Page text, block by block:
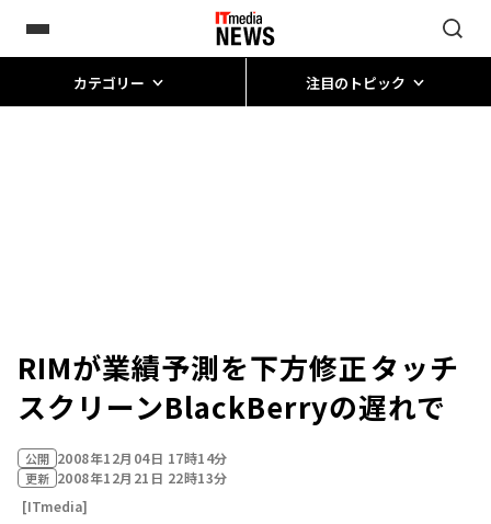
カテゴリー 注目のトピック
RIMが業績予測を下方修正――タッチ
スクリーンBlackBerryの遅れで
公開 2008年12月04日 17時14分
更新 2008年12月21日 22時13分
[ITmedia]